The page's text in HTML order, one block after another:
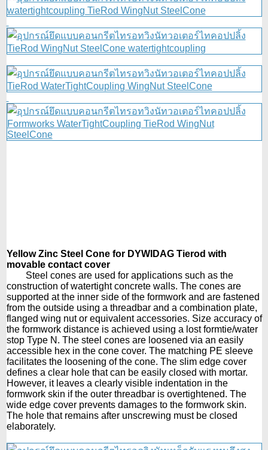
Yellow Zinc Steel Cone for DYWIDAG Tierod with
movable contact cover
Steel cones are used for applications such as the
construction of watertight concrete walls. The cones are
supported at the inner side of the formwork and are fastened
from the outside using a threadbar and a combination plate,
flanged wing nut or equivalent accessories. Size accuracy of
the formwork distance is achieved using a lost formtie/water
stop Type N. The steel cones are loosened via an easily
accessible hex in the cone cover. The matching PE sleeve
facilitates the loosening of the cone. The slim edge cover
defines a clear hole that can be easily closed with mortar.
However, it leaves a clearly visible indentation in the
formwork skin if the outer threadbar is overtightened. The
wide edge cover prevents damages to the formwork skin.
The hole that remains after unscrewing must be closed
elaborately.